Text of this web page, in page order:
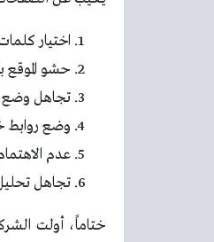
اختيار
حشو الموقع
تجاهل وضع
وضع روابط
عدم
تجاهل
ختاماً، أولت